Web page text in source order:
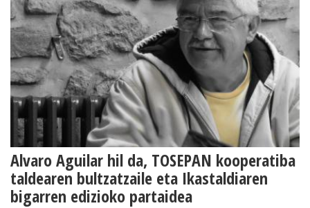
Alvaro Aguilar hil da, TOSEPAN kooperatiba
taldearen bultzatzaile eta Ikastaldiaren
bigarren edizioko partaidea